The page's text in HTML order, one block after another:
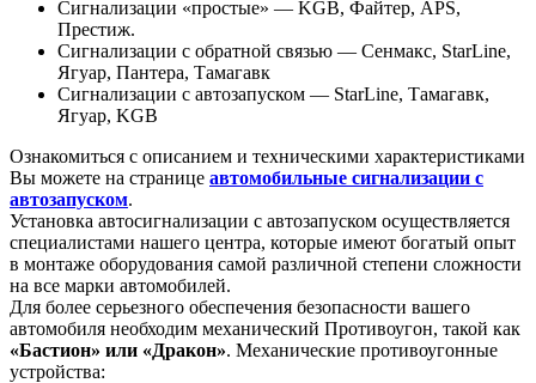
Сигнализации «простые» — KGB, Файтер, APS,
Престиж.
Сигнализации с обратной связью — Сенмакс, StarLine,
Ягуар, Пантера, Тамагавк
Сигнализации с автозапуском — StarLine, Тамагавк,
Ягуар, KGB
Ознакомиться с описанием и техническими характеристиками
Вы можете на странице автомобильные сигнализации с
автозапуском.
Установка автосигнализации с автозапуском осуществляется
специалистами нашего центра, которые имеют богатый опыт
в монтаже оборудования самой различной степени сложности
на все марки автомобилей.
Для более серьезного обеспечения безопасности вашего
автомобиля необходим механический Противоугон, такой как
«Бастион» или «Дракон». Механические противоугонные
устройства: